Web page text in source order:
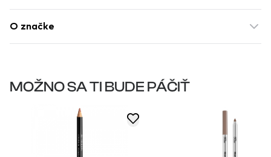
O značke
MOŽNO SA TI BUDE PÁČIŤ